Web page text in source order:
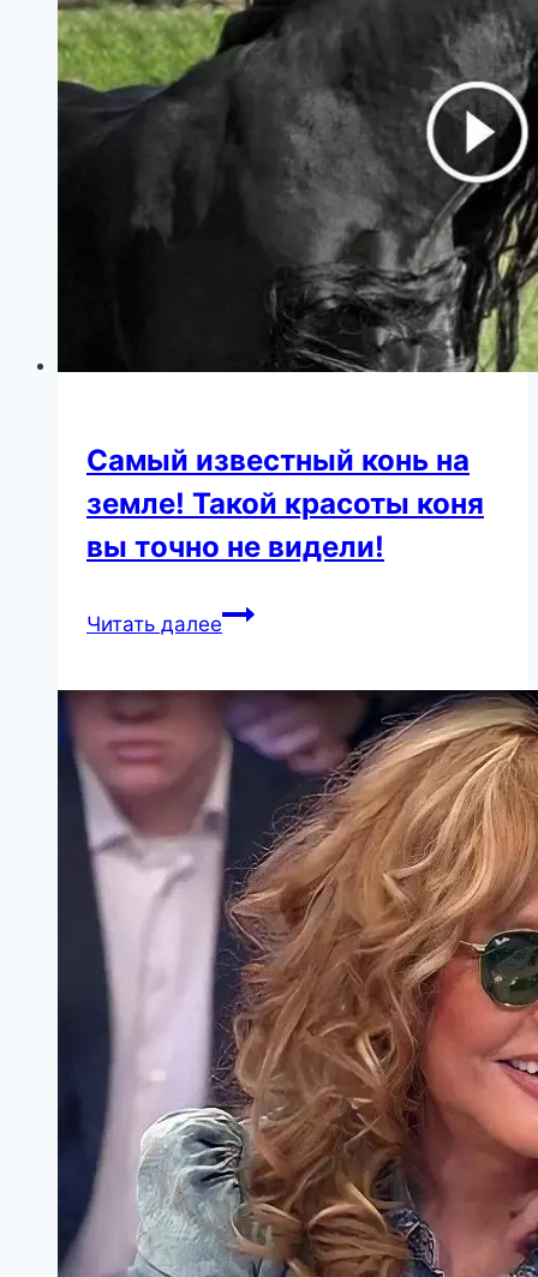
мы
с
женой
отдыхе.
помнить
всегда
Самый известный конь на
земле! Такой красоты коня
вы точно не видели!
Читать далееСамый
на
земле!
Такой
красоты
коня
вы
точно
не
видели!